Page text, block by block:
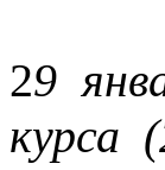
29
курса